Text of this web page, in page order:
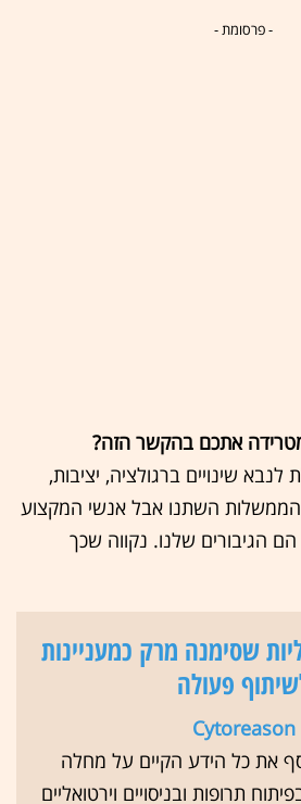
- פרסומת -
אתכם בהקשר הזה?
שינויים ברגולציה, יציבות,
הממשלות השתנו אבל אנשי המקצוע
הגיבורים שלנו. נקווה שכך
שסימנה מרק כמעניינות
פעולה
Cytoreason
את כל הידע הקיים על מחלה
תרופות ובניסויים וירטואליים